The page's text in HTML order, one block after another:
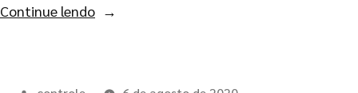
Continue lendo